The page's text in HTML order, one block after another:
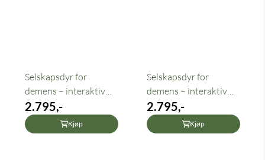
Selskapsdyr for
demens – interaktiv
hund ...
2.795,-
Kjøp
Selskapsdyr for
demens – interaktiv
hund ...
2.795,-
Kjøp